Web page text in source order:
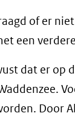
of er
een
dat er
Door